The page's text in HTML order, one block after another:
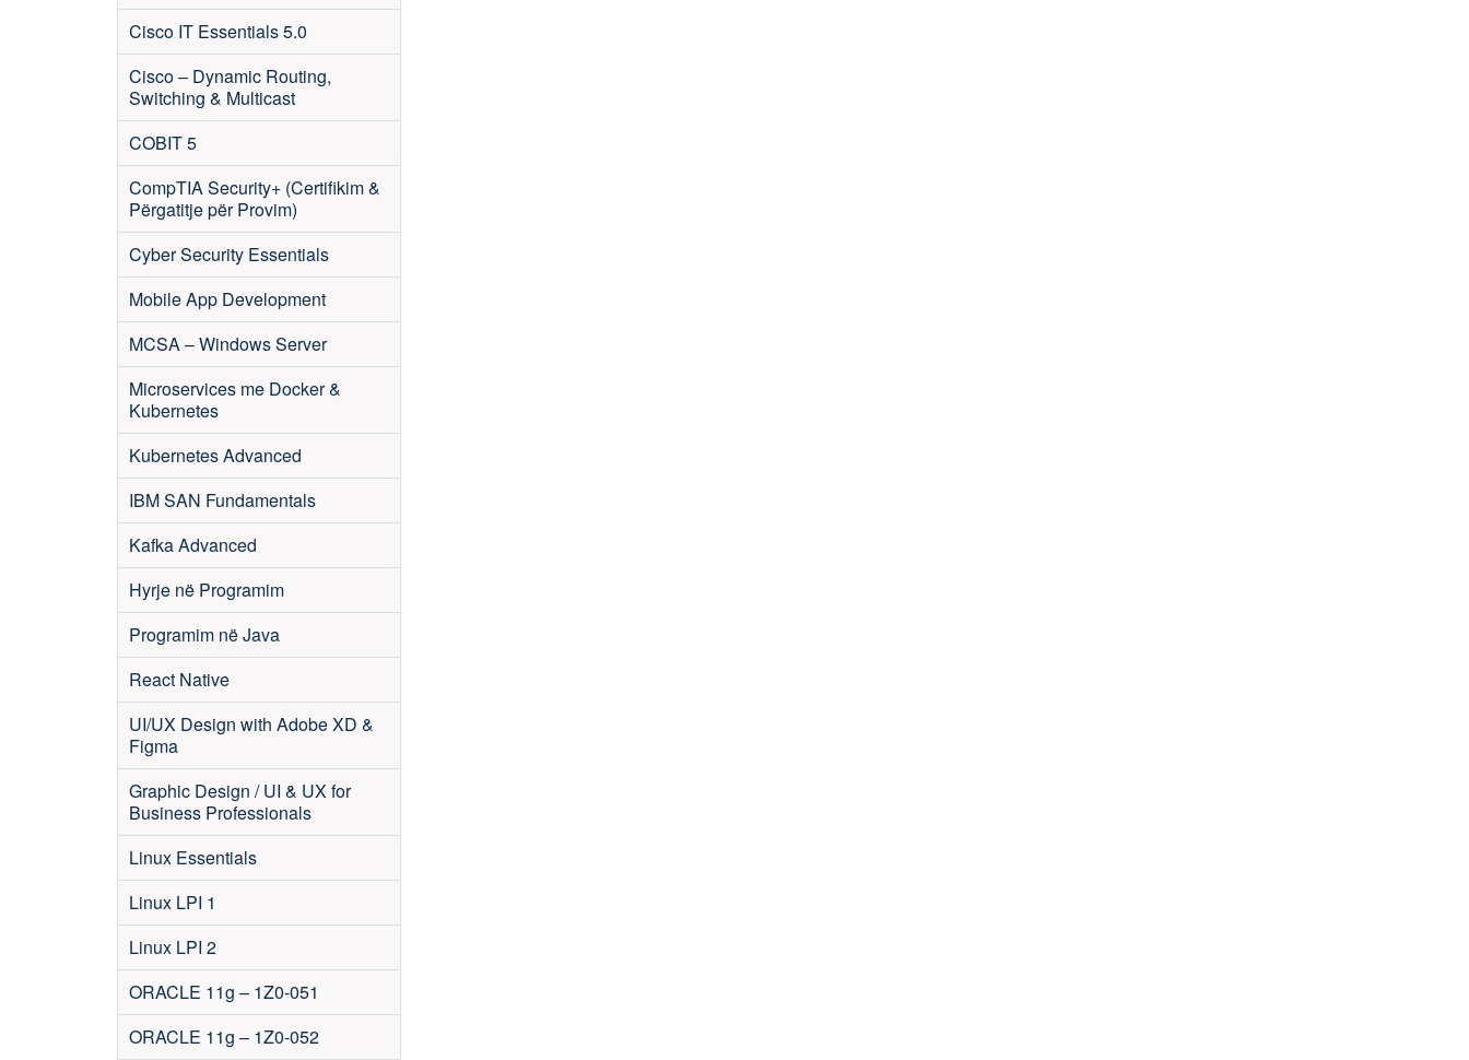
Cisco IT Essentials 5.0
Cisco – Dynamic Routing,
Switching & Multicast
COBIT 5
CompTIA Security+ (Certifikim &
Përgatitje për Provim)
Cyber Security Essentials
Mobile App Development
MCSA – Windows Server
Microservices me Docker &
Kubernetes
Kubernetes Advanced
IBM SAN Fundamentals
Kafka Advanced
Hyrje në Programim
Programim në Java
React Native
UI/UX Design with Adobe XD &
Figma
Graphic Design / UI & UX for
Business Professionals
Linux Essentials
Linux LPI 1
Linux LPI 2
ORACLE 11g – 1Z0-051
ORACLE 11g – 1Z0-052